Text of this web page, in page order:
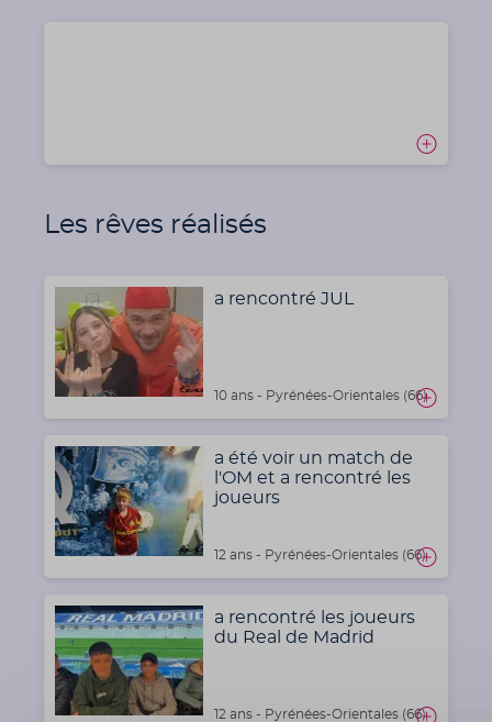
Les rêves réalisés
a rencontré JUL
10 ans - Pyrénées-Orientales (66)
a été voir un match de
l'OM et a rencontré les
joueurs
12 ans - Pyrénées-Orientales (66)
a rencontré les joueurs
du Real de Madrid
12 ans - Pyrénées-Orientales (66)